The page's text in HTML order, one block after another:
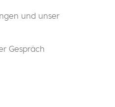
und unser
Gespräch